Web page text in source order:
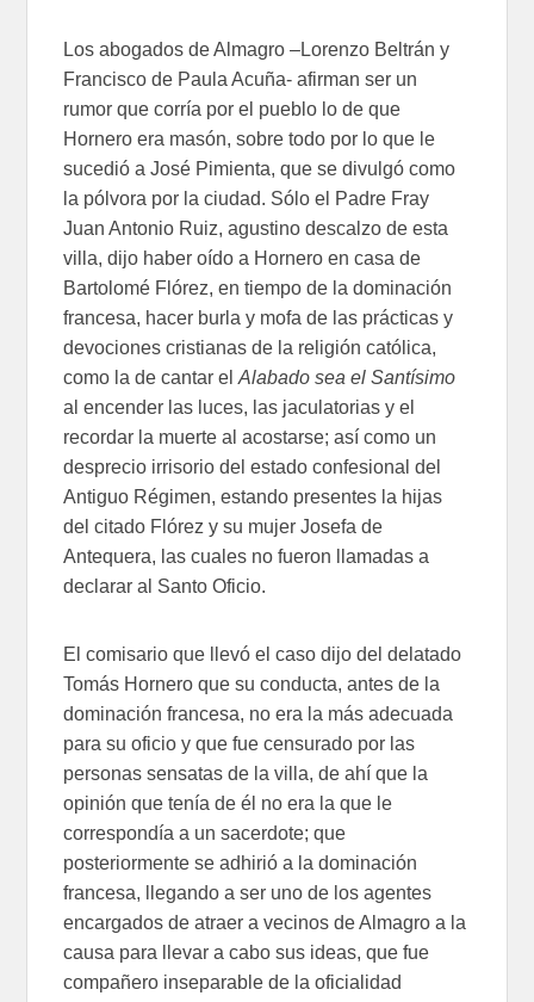
Los abogados de Almagro –Lorenzo Beltrán y
Francisco de Paula Acuña- afirman ser un
rumor que corría por el pueblo lo de que
Hornero era masón, sobre todo por lo que le
sucedió a José Pimienta, que se divulgó como
la pólvora por la ciudad. Sólo el Padre Fray
Juan Antonio Ruiz, agustino descalzo de esta
villa, dijo haber oído a Hornero en casa de
Bartolomé Flórez, en tiempo de la dominación
francesa, hacer burla y mofa de las prácticas y
devociones cristianas de la religión católica,
como la de cantar elAlabado sea el Santísimo
al encender las luces, las jaculatorias y el
recordar la muerte al acostarse; así como un
desprecio irrisorio del estado confesional del
Antiguo Régimen, estando presentes la hijas
del citado Flórez y su mujer Josefa de
Antequera, las cuales no fueron llamadas a
declarar al Santo Oficio.
El comisario que llevó el caso dijo del delatado
Tomás Hornero que su conducta, antes de la
dominación francesa, no era la más adecuada
para su oficio y que fue censurado por las
personas sensatas de la villa, de ahí que la
opinión que tenía de él no era la que le
correspondía a un sacerdote; que
posteriormente se adhirió a la dominación
francesa, llegando a ser uno de los agentes
encargados de atraer a vecinos de Almagro a la
causa para llevar a cabo sus ideas, que fue
compañero inseparable de la oficialidad